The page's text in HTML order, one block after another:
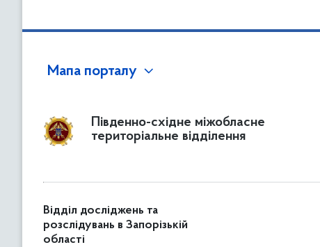
Мапа порталу
Південно-східне міжобласне
територіальне відділення
Відділ досліджень та
розслідувань в Запорізькій
області